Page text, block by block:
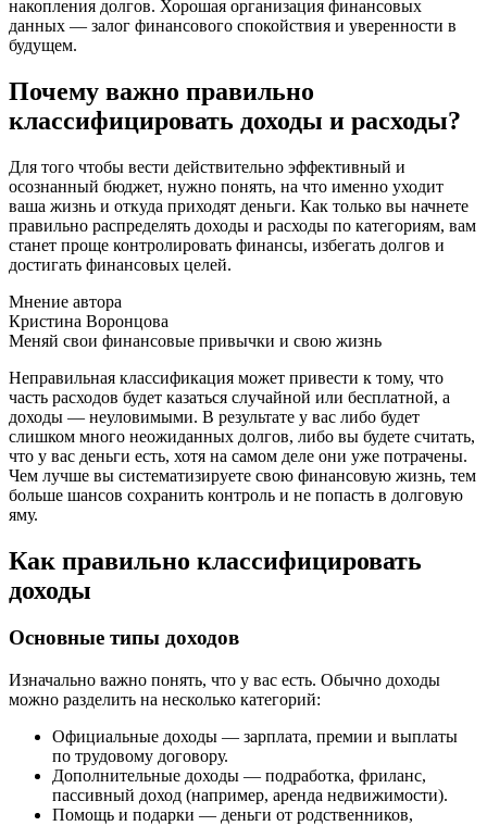
накопления долгов. Хорошая организация финансовых
данных — залог финансового спокойствия и уверенности в
будущем.
Почему важно правильно
классифицировать доходы и расходы?
Для того чтобы вести действительно эффективный и
осознанный бюджет, нужно понять, на что именно уходит
ваша жизнь и откуда приходят деньги. Как только вы начнете
правильно распределять доходы и расходы по категориям, вам
станет проще контролировать финансы, избегать долгов и
достигать финансовых целей.
Мнение автора
Кристина Воронцова
Меняй свои финансовые привычки и свою жизнь
Неправильная классификация может привести к тому, что
часть расходов будет казаться случайной или бесплатной, а
доходы — неуловимыми. В результате у вас либо будет
слишком много неожиданных долгов, либо вы будете считать,
что у вас деньги есть, хотя на самом деле они уже потрачены.
Чем лучше вы систематизируете свою финансовую жизнь, тем
больше шансов сохранить контроль и не попасть в долговую
яму.
Как правильно классифицировать
доходы
Основные типы доходов
Изначально важно понять, что у вас есть. Обычно доходы
можно разделить на несколько категорий:
Официальные доходы — зарплата, премии и выплаты
по трудовому договору.
Дополнительные доходы — подработка, фриланс,
пассивный доход (например, аренда недвижимости).
Помощь и подарки — деньги от родственников,